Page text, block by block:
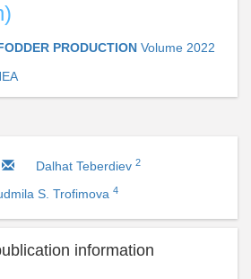
PRODUCTION Volume 2022
Dalhat Teberdiev 2
S. Trofimova 4
information